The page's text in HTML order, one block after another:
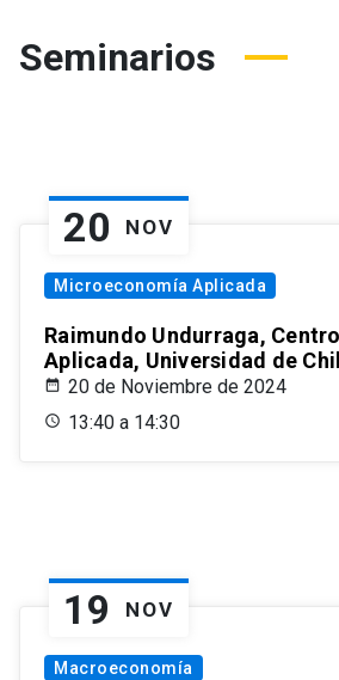
Seminarios
20 NOV
Microeconomía Aplicada
Raimundo Undurraga,
Aplicada, Universidad de
20 de Noviembre de 2024
13:40 a 14:30
19 NOV
Macroeconomía